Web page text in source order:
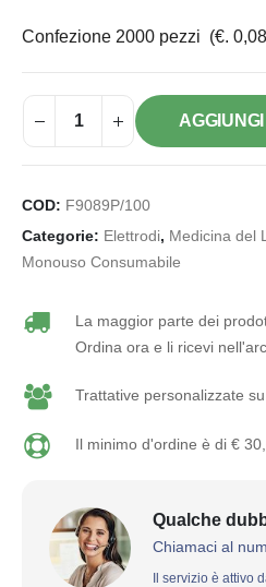
Confezione 2000 pezzi (€.
COD: F9089P/100
Categorie: Elettrodi, Medicina del
Monouso Consumabile
La maggior parte dei
Ordina ora e li ricevi
Trattative personalizzate
Il minimo d'ordine è di €
Qualche
Chiamaci al
Il servizio è attivo